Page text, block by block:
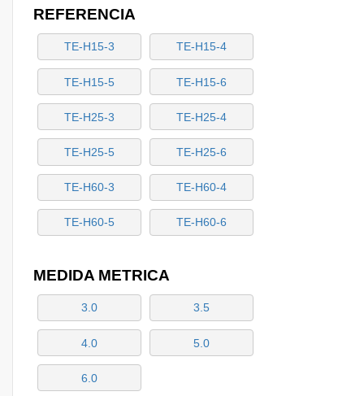
REFERENCIA
TE-H15-3 TE-H15-4
TE-H15-5 TE-H15-6
TE-H25-3 TE-H25-4
TE-H25-5 TE-H25-6
TE-H60-3 TE-H60-4
TE-H60-5 TE-H60-6
MEDIDA METRICA
3.0 3.5
4.0 5.0
6.0